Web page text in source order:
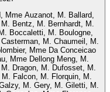
Mme Auzanot, M. Ballard,
Bentz, M. Bernhardt, M.
Boccaletti, M. Boulogne,
M. Chaumeil, M.
Mme Da Conceicao
Mme Dellong Meng, M.
Dragon, M. Dufosset, M.
Falcon, M. Florquin, M.
M. Gery, M. Giletti, M.